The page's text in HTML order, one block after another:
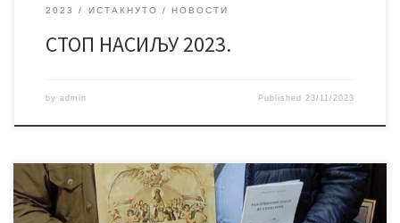
2023 ИСТАКНУТО НОВОСТИ
СТОП НАСИЉУ 2023.
by admin Published 23/11/2023